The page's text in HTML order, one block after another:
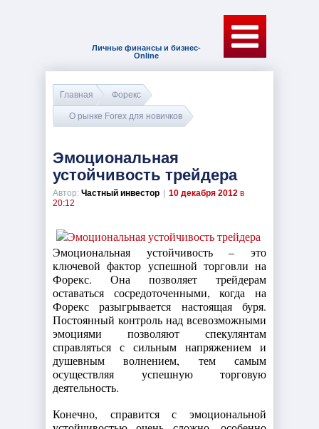
Личные финансы и бизнес-
Online
Главная Форекс
О рынке Forex для новичков
Эмоциональная
устойчивость трейдера
Автор: Частный инвестор 10 декабря 2012 в
20:12
Эмоциональная устойчивость – это
ключевой фактор успешной торговли на
Форекс. Она позволяет трейдерам
оставаться сосредоточенными, когда на
Форекс разыгрывается настоящая буря.
Постоянный контроль над всевозможными
эмоциями позволяют спекулянтам
справляться с сильным напряжением и
душевным волнением, тем самым
осуществляя успешную торговую
деятельность.
Конечно, справится с эмоциональной